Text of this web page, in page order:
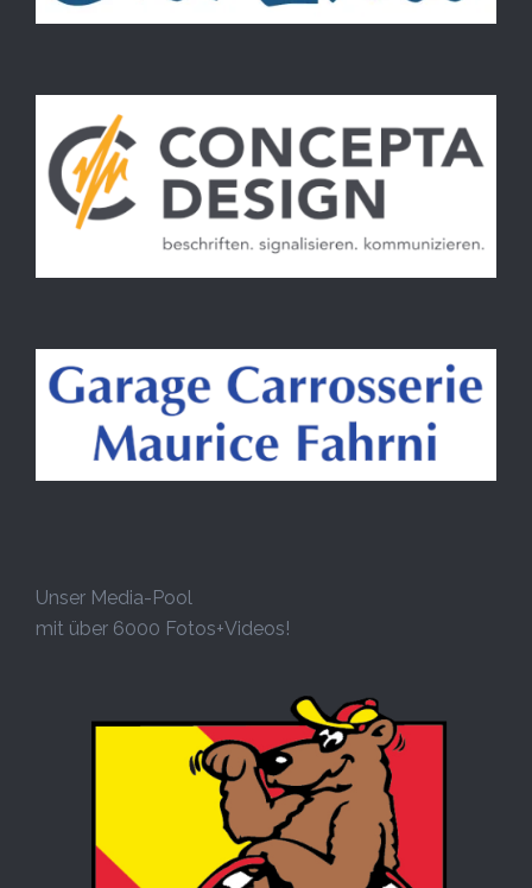
Unser Media-Pool
mit über 6000 Fotos+Videos!